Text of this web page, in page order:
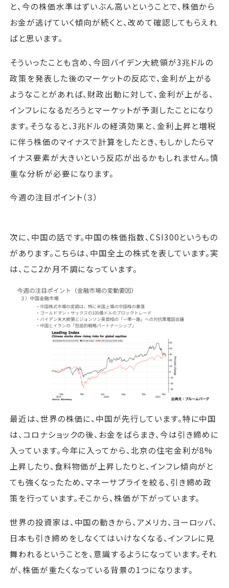
と、今の株価水準はずいぶん高いということで、株価から
お金が逃げていく傾向が続くと、改めて確認してもらえれ
ばと思います。
そういったことも含め、今回バイデン大統領が3兆ドルの
政策を発表した後のマーケットの反応で、金利が上がる
ようなことがあれば、財政出動に対して、金利が上がる、
インフレになるだろうとマーケットが予測したことになり
ます。そうなると、3兆ドルの経済効果と、金利上昇と増税
に伴う株価のマイナスで計算をしたとき、もしかしたらマ
イナス要素が大きいという反応が出るかもしれません。慎
重な分析が必要になります。
今週の注目ポイント（３）
次に、中国の話です。中国の株価指数、CSI300というもの
があります。こちらは、中国全土の株式を表しています。実
は、ここ2か月不調になっています。
最近は、世界の株価に、中国が先行しています。特に中国
は、コロナショックの後、お金をばらまき、今は引き締めに
入っています。今年に入ってから、北京の住宅金利が8%
上昇したり、食料物価が上昇したりと、インフレ傾向がと
ても強くなったため、マネーサプライを絞る、引き締め政
策を行っています。そこから、株価が下がっています。
世界の投資家は、中国の動きから、アメリカ、ヨーロッパ、
日本も引き締めをしなくてはいけなくなる、インフレに見
舞われるということを、意識するようになっています。それ
が、株価が重たくなっている背景の1つになります。